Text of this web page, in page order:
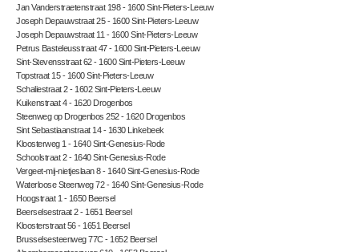
Jan Vanderstraetenstraat 198 - 1600 Sint-Pieters-Leeuw
Joseph Depauwstraat 25 - 1600 Sint-Pieters-Leeuw
Joseph Depauwstraat 11 - 1600 Sint-Pieters-Leeuw
Petrus Basteleusstraat 47 - 1600 Sint-Pieters-Leeuw
Sint-Stevensstraat 62 - 1600 Sint-Pieters-Leeuw
Topstraat 15 - 1600 Sint-Pieters-Leeuw
Schaliestraat 2 - 1602 Sint-Pieters-Leeuw
Kuikenstraat 4 - 1620 Drogenbos
Steenweg op Drogenbos 252 - 1620 Drogenbos
Sint Sebastiaanstraat 14 - 1630 Linkebeek
Kloosterweg 1 - 1640 Sint-Genesius-Rode
Schoolstraat 2 - 1640 Sint-Genesius-Rode
Vergeet-mij-nietjeslaan 8 - 1640 Sint-Genesius-Rode
Waterloose Steenweg 72 - 1640 Sint-Genesius-Rode
Hoogstraat 1 - 1650 Beersel
Beerselsestraat 2 - 1651 Beersel
Kloosterstraat 56 - 1651 Beersel
Brusselsesteenweg 77C - 1652 Beersel